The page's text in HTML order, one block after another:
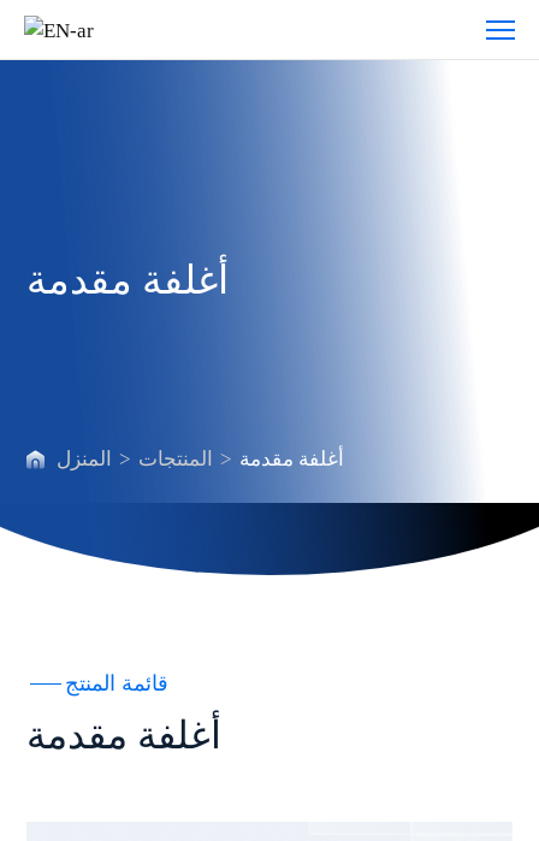
أغلفة
مقدمة
أغلفة مقدمة
المنزل > المنتجات > أغلفة مقدمة
قائمة المنتج
أغلفة مقدمة